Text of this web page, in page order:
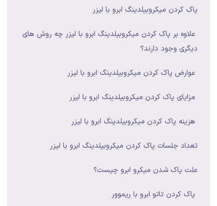
پاک کردن میکروبیلدینگ ابرو با لیزر
علاوه بر پاک کردن میکروبیلدینگ ابرو با لیزر چه روش های
دیگری وجود دارند؟
عوارض پاک کردن میکروبیلدینگ ابرو با لیزر
مزایای پاک کردن میکروبیلدینگ ابرو با لیزر
هزینه پاک کردن میکروبیلدینگ ابرو با لیزر
تعداد جلسات پاک کردن میکروبیلدینگ ابرو با لیزر
علت پاک شدن میکرو ابرو چیست؟
پاک کردن تاتو ابرو با ریموور